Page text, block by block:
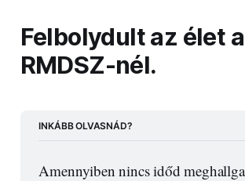
Felbolydult az élet
RMDSZ-nél.
INKÁBB OLVASNÁD?
Amennyiben nincs időd